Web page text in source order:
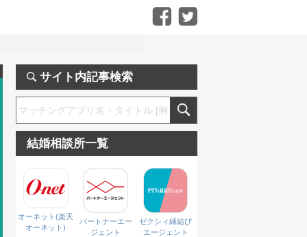
サイト内記事検索
結婚相談所一覧
オーネット(楽天
オーネット)
パートナーエー
ジェント
ゼクシィ縁結び
エージェント